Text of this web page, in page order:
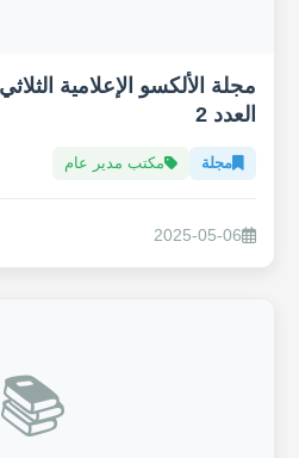
العدد 2
مجلة مكتب مدير عام
2025-05-06
📚